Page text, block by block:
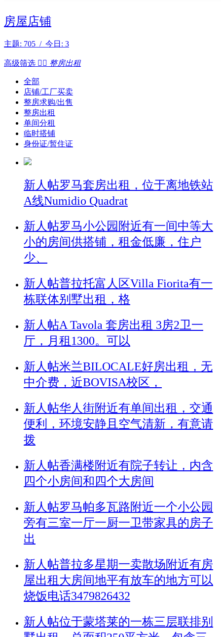
房屋店铺
主题: 705 / 今日: 3
高级筛选   整房出租
全部
店铺/工厂买卖
整房求购/出售
整房出租
单间分租
临时搭铺
身份证/暂住证
新人帖罗马套房出租，位于离地铁站
A线Numidio Quadrat
新人帖罗马小公园附近有一间中等大
小的房间供搭铺，租金低廉，住户
少、
新人帖普拉托富人区Villa Fiorita有一
栋联体别墅出租，格
新人帖A Tavola 套房出租 3房2卫一
厅，月租1300。可以
新人帖米兰BILOCALE好房出租，无
中介费，近BOVISA校区，
新人帖华人街附近有单间出租，交通
便利，环境安静且空气清新，有意请
拨
新人帖香满楼附近有院子转让，内含
四个小房间和四个大房间
新人帖罗马帕多瓦路附近一个小公园
旁有三室一厅一厨一卫带家具的房子
出
新人帖普拉多星期一卖散场附近有房
屋出租大房间地平有放车的地方可以
烧饭电话3479826432
新人帖位于蒙塔莱的一栋三层联排别